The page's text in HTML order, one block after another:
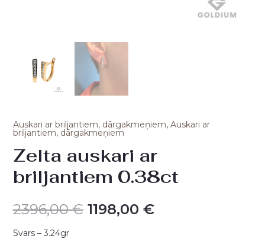
Auskari ar briljantiem, dārgakmeņiem, Auskari ar
briljantiem, dārgakmeņiem
Zelta auskari ar
briljantiem 0.38ct
2396,00€ 1198,00 €
Svars – 3.24gr